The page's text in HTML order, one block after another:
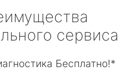
сервиса
Бесплатно!*